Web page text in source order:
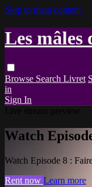
Skip to main content
Les mâles
Browse Search Livret
in
Sign In
Watch
Watch Episode 8 :
Rent now Learn more